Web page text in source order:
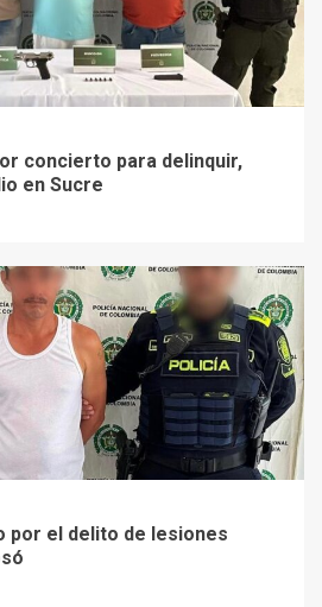
concierto para delinquir,
en Sucre
por el delito de lesiones